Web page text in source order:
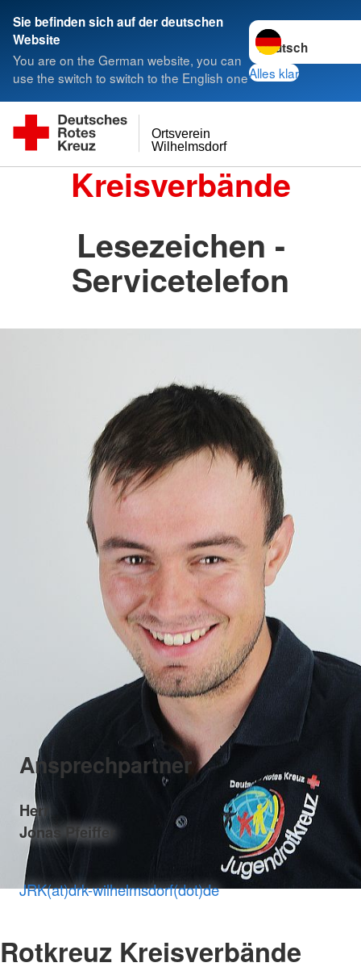
Sie befinden sich auf der deutschen
Website
You are on the German website, you can
use the switch to switch to the English one
Sprache wechseln
Alles klar
Wilhelmsdorf
Ortsverein
Kreisverbände
Lesezeichen -
Servicetelefon
Ansprechpartner
Herr
Jonas Pfeiffer
JRK(at)drk-wilhelmsdorf(dot)de
Rotkreuz Kreisverbände